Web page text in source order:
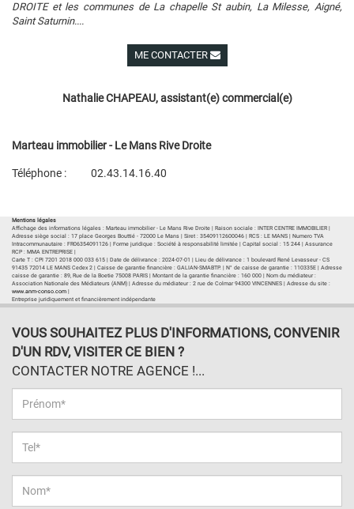
DROITE et les communes de La chapelle St aubin, La Milesse, Aigné,
Saint Saturnin....
ME CONTACTER
Nathalie CHAPEAU, assistant(e) commercial(e)
Marteau immobilier - Le Mans Rive Droite
Téléphone :
02.43.14.16.40
Mentions légales
Affichage des informations légales : Marteau immobilier - Le Mans Rive Droite | Raison sociale : INTER CENTRE IMMOBILIER |
Adresse siège social : 17 place Georges Bouttié - 72000 Le Mans | Siret : 35409112600046 | RCS : LE MANS | Numero TVA
Intracommunautaire : FR06354091126 | Forme juridique : Société à responsabilité limitée | Capital social : 15 244 | Assurance
RCP : MMA ENTREPRISE |
Carte T : CPI 7201 2018 000 033 615 | Date de délivrance : 2024-07-01 | Lieu de délivrance : 1 boulevard René Levasseur - CS
91435 72014 LE MANS Cedex 2 | Caisse de garantie financière : GALIAN-SMABTP. | N° de caisse de garantie : 110335E | Adresse
caisse de garantie : 89, Rue de la Boetie 75008 PARIS | Montant de la garantie financière : 160 000 | Nom du médiateur :
Association Nationale des Médiateurs (ANM) | Adresse du médiateur : 2 rue de Colmar 94300 VINCENNES | Adresse du site :
www.anm-conso.com
Entreprise juridiquement et financièrement indépendante
VOUS SOUHAITEZ PLUS D'INFORMATIONS, CONVENIR
D'UN RDV, VISITER CE BIEN ?
CONTACTER NOTRE AGENCE !...